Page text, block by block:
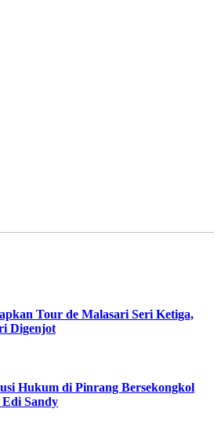
Tour de Malasari Seri Ketiga,
Digenjot
Hukum di Pinrang Bersekongkol
Sandy